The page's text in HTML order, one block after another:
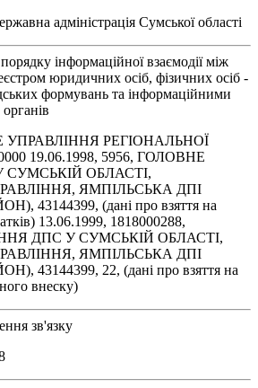
адміністрація Сумської області
інформаційної взаємодії між
юридичних осіб, фізичних осіб -
формувань та інформаційними
УПРАВЛІННЯ РЕГІОНАЛЬНОЇ
19.06.1998, 5956, ГОЛОВНЕ
ОБЛАСТІ,
ЯМПІЛЬСЬКА ДПІ
43144399, (дані про взяття на
13.06.1999, 1818000288,
ДПС У СУМСЬКІЙ ОБЛАСТІ,
ЯМПІЛЬСЬКА ДПІ
43144399, 22, (дані про взяття на
внеску)
зв'язку